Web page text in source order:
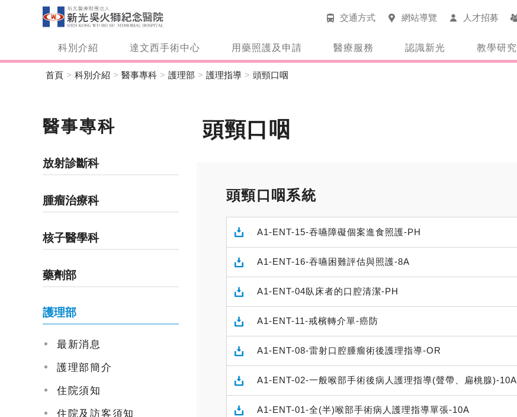
交通方式 網站導覽 人才招募
科別介紹 達文西手術中心 用藥照護及申請 醫療服務 認識新光 教學研究
首頁 科別介紹 醫事專科 護理部 護理指導 頭頸口咽
醫事專科
放射診斷科
腫瘤治療科
核子醫學科
藥劑部
護理部
最新消息
護理部簡介
住院須知
住院及訪客須知
頭頸口咽
頭頸口咽系統
A1-ENT-15-吞嚥障礙個案進食照護-PH
A1-ENT-16-吞嚥困難評估與照護-8A
A1-ENT-04臥床者的口腔清潔-PH
A1-ENT-11-戒檳轉介單-癌防
A1-ENT-08-雷射口腔腫瘤術後護理指導-OR
A1-ENT-02-一般喉部手術後病人護理指導(聲帶、扁桃腺)-10A
A1-ENT-01-全(半)喉部手術病人護理指導單張-10A